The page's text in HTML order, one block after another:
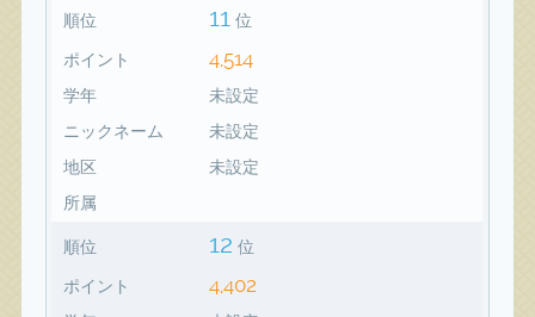
順位 11 位
ポイント 4,514
学年
未設定
ニックネーム
未設定
地区
未設定
所属
順位 12 位
ポイント 4,402